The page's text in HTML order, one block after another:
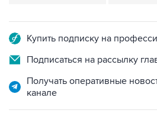
Купить подписку на
Подписаться на рассылку
Получать оперативные
канале